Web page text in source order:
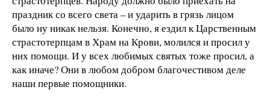
праздник со всего света – и ударить в грязь лицом
было ну никак нельзя. Конечно, я ездил к Царственным
страстотерпцам в Храм на Крови, молился и просил у
них помощи. И у всех любимых святых тоже просил, а
как иначе? Они в любом добром благочестивом деле
наши первые помощники.